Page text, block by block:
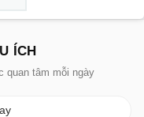
ÍCH
quan tâm mỗi ngày